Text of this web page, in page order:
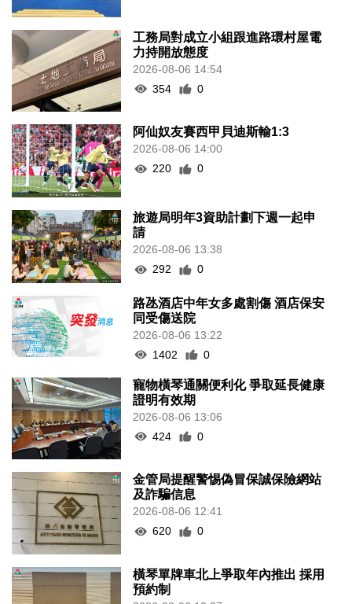
工務局對成立小組跟進路環村屋電
力持開放態度
2026-08-06 14:54
354
0
阿仙奴友賽西甲貝迪斯輸1:3
2026-08-06 14:00
220
0
旅遊局明年3資助計劃下週一起申
請
2026-08-06 13:38
292
0
路氹酒店中年女多處割傷 酒店保安
同受傷送院
2026-08-06 13:22
1402
0
寵物橫琴通關便利化 爭取延長健康
證明有效期
2026-08-06 13:06
424
0
金管局提醒警惕偽冒保誠保險網站
及詐騙信息
2026-08-06 12:41
620
0
橫琴單牌車北上爭取年內推出 採用
預約制